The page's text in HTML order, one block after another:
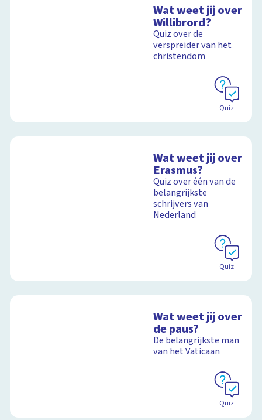
Wat weet jij over
Willibrord?
Quiz over de
verspreider van het
christendom
Quiz
Wat weet jij over
Erasmus?
Quiz over één van de
belangrijkste
schrijvers van
Nederland
Quiz
Wat weet jij over
de paus?
De belangrijkste man
van het Vaticaan
Quiz